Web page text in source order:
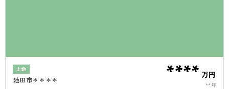
土地
池田市＊＊＊＊ **** 万円
**坪